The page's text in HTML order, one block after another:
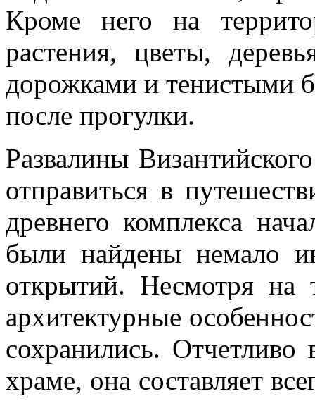
Кроме него на
растения, цветы,
дорожками и тенистыми
после прогулки.
Развалины
отправиться в
древнего комплекса
были найдены немало
открытий. Несмотря
архитектурные
сохранились.
храме, она составляет